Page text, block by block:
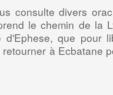
consulte divers
le chemin de la
que pour
à Ecbatane